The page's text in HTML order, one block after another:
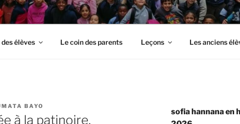
élèves Le coin des parents Leçons Les anciens
BAYO
à la patinoire.
sofia hannana en